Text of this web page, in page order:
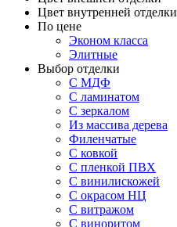
Цвет внутренней отделки
По цене
Эконом класса
Элитные
Выбор отделки
С МДФ
С ламинатом
С зеркалом
Из массива дерева
Филенчатые
С ковкой
С пленкой ПВХ
С винилискожей
С окрасом НЦ
С витражом
С виноритом